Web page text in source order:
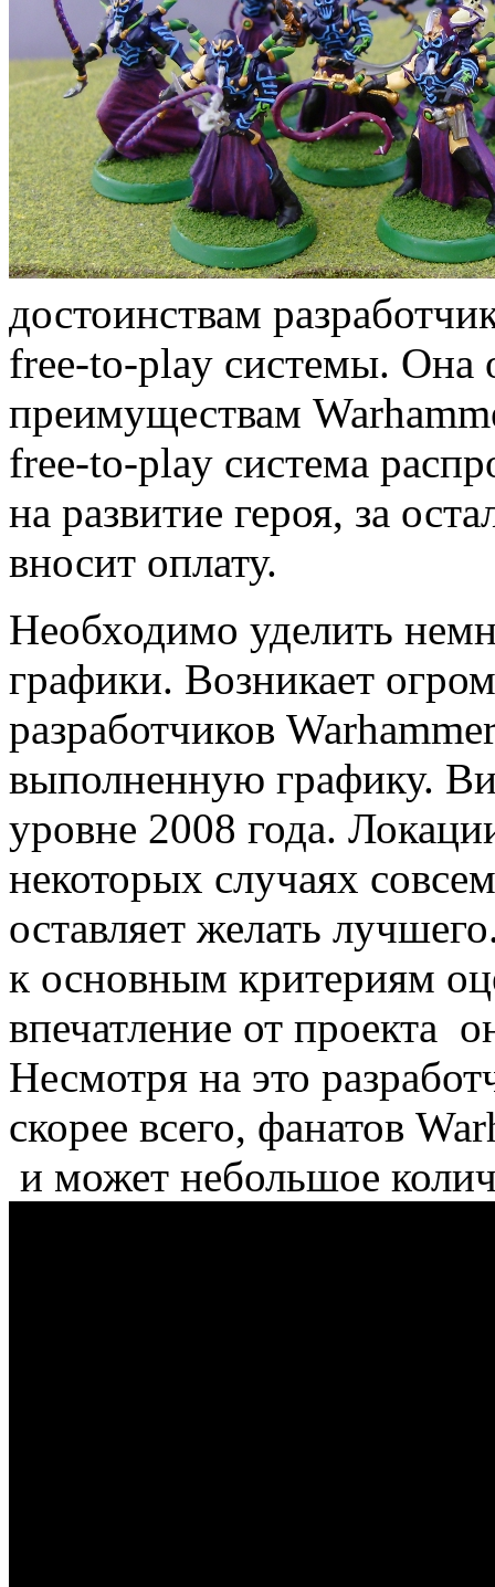
достоинствам
free-to-play системы. Она
преимуществам
free-to-play система
на развитие героя, за
вносит оплату.
Необходимо уделить
графики. Возникает
разработчиков
выполненную графику.
уровне 2008 года.
некоторых случаях
оставляет желать
к основным критериям
впечатление от проекта
Несмотря на это
скорее всего, фанатов
и может небольшое